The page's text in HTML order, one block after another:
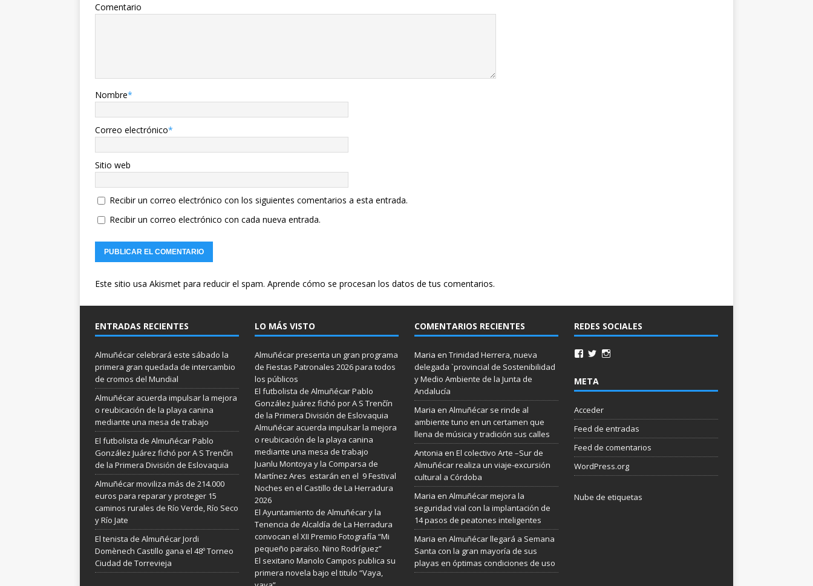
Comentario
Nombre*
Correo electrónico*
Sitio web
Recibir un correo electrónico con los siguientes comentarios a esta entrada.
Recibir un correo electrónico con cada nueva entrada.
Este sitio usa Akismet para reducir el spam. Aprende cómo se procesan los datos de tus comentarios.
ENTRADAS RECIENTES
Almuñécar celebrará este sábado la
primera gran quedada de intercambio
de cromos del Mundial
Almuñécar acuerda impulsar la mejora
o reubicación de la playa canina
mediante una mesa de trabajo
El futbolista de Almuñécar Pablo
González Juárez fichó por A S Trenčín
de la Primera División de Eslovaquia
Almuñécar moviliza más de 214.000
euros para reparar y proteger 15
caminos rurales de Río Verde, Río Seco
y Río Jate
El tenista de Almuñécar Jordi
Domènech Castillo gana el 48º Torneo
Ciudad de Torrevieja
LO MÁS VISTO
Almuñécar presenta un gran programa
de Fiestas Patronales 2026 para todos
los públicos
El futbolista de Almuñécar Pablo
González Juárez fichó por A S Trenčín
de la Primera División de Eslovaquia
Almuñécar acuerda impulsar la mejora
o reubicación de la playa canina
mediante una mesa de trabajo
Juanlu Montoya y la Comparsa de
Martínez Ares estarán en el 9 Festival
Noches en el Castillo de La Herradura
2026
El Ayuntamiento de Almuñécar y la
Tenencia de Alcaldía de La Herradura
convocan el XII Premio Fotografía “Mi
pequeño paraíso. Nino Rodríguez”
El sexitano Manolo Campos publica su
primera novela bajo el titulo “Vaya,
COMENTARIOS RECIENTES
Maria en Trinidad Herrera, nueva
delegada `provincial de Sostenibilidad
y Medio Ambiente de la Junta de
Andalucía
Maria en Almuñécar se rinde al
ambiente tuno en un certamen que
llena de música y tradición sus calles
Antonia en El colectivo Arte –Sur de
Almuñécar realiza un viaje-excursión
cultural a Córdoba
Maria en Almuñécar mejora la
seguridad vial con la implantación de
14 pasos de peatones inteligentes
Maria en Almuñécar llegará a Semana
Santa con la gran mayoría de sus
playas en óptimas condiciones de uso
REDES SOCIALES
META
Acceder
Feed de entradas
Feed de comentarios
WordPress.org
Nube de etiquetas